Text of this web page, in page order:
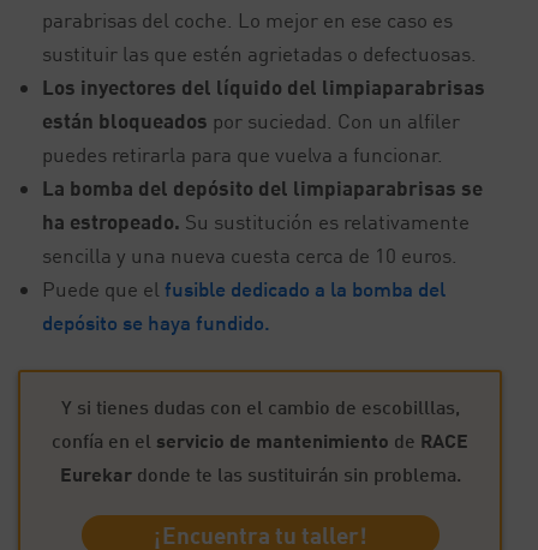
parabrisas del coche. Lo mejor en ese caso es
sustituir las que estén agrietadas o defectuosas.
Los inyectores del líquido del limpiaparabrisas
están bloqueados por suciedad. Con un alfiler
puedes retirarla para que vuelva a funcionar.
La bomba del depósito del limpiaparabrisas se
ha estropeado. Su sustitución es relativamente
sencilla y una nueva cuesta cerca de 10 euros.
Puede que el fusible dedicado a la bomba del
depósito se haya fundido.
Y si tienes dudas con el cambio de escobilllas,
confía en el servicio de mantenimiento de RACE
Eurekardonde te las sustituirán sin problema.
¡Encuentra tu taller!